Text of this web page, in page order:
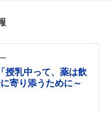
授乳中って、薬は飲
寄り添うために～